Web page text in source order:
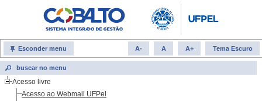
Esconder menu A- A A+ Tema Escuro
Acesso livre
Acesso ao Webmail UFPel